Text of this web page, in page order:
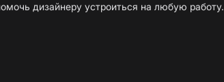
дизайнеру устроиться на любую работу.